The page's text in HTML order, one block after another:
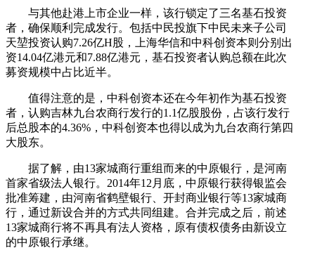
与其他赴港上市企业一样，该行锁定了三名基石投资
者，确保顺利完成发行。包括中民投旗下中民未来子公司
天堃投资认购7.26亿H股，上海华信和中科创资本则分别出
资14.04亿港元和7.88亿港元，基石投资者认购总额在此次
募资规模中占比近半。
值得注意的是，中科创资本还在今年初作为基石投资
者，认购吉林九台农商行发行的1.1亿股股份，占该行发行
后总股本的4.36%，中科创资本也得以成为九台农商行第四
大股东。
据了解，由13家城商行重组而来的中原银行，是河南
首家省级法人银行。2014年12月底，中原银行获得银监会
批准筹建，由河南省鹤壁银行、开封商业银行等13家城商
行，通过新设合并的方式共同组建。合并完成之后，前述
13家城商行将不再具有法人资格，原有债权债务由新设立
的中原银行承继。